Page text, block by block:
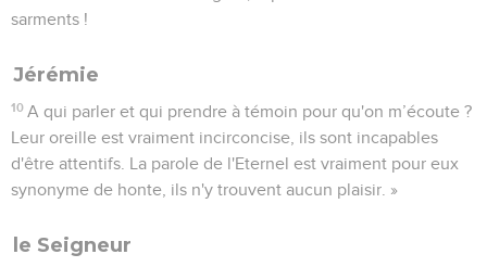
sarments !
Jérémie
10 A qui parler et qui prendre à témoin pour qu'on m’écoute ?
Leur oreille est vraiment incirconcise, ils sont incapables
d'être attentifs. La parole de l'Eternel est vraiment pour eux
synonyme de honte, ils n'y trouvent aucun plaisir. »
le Seigneur